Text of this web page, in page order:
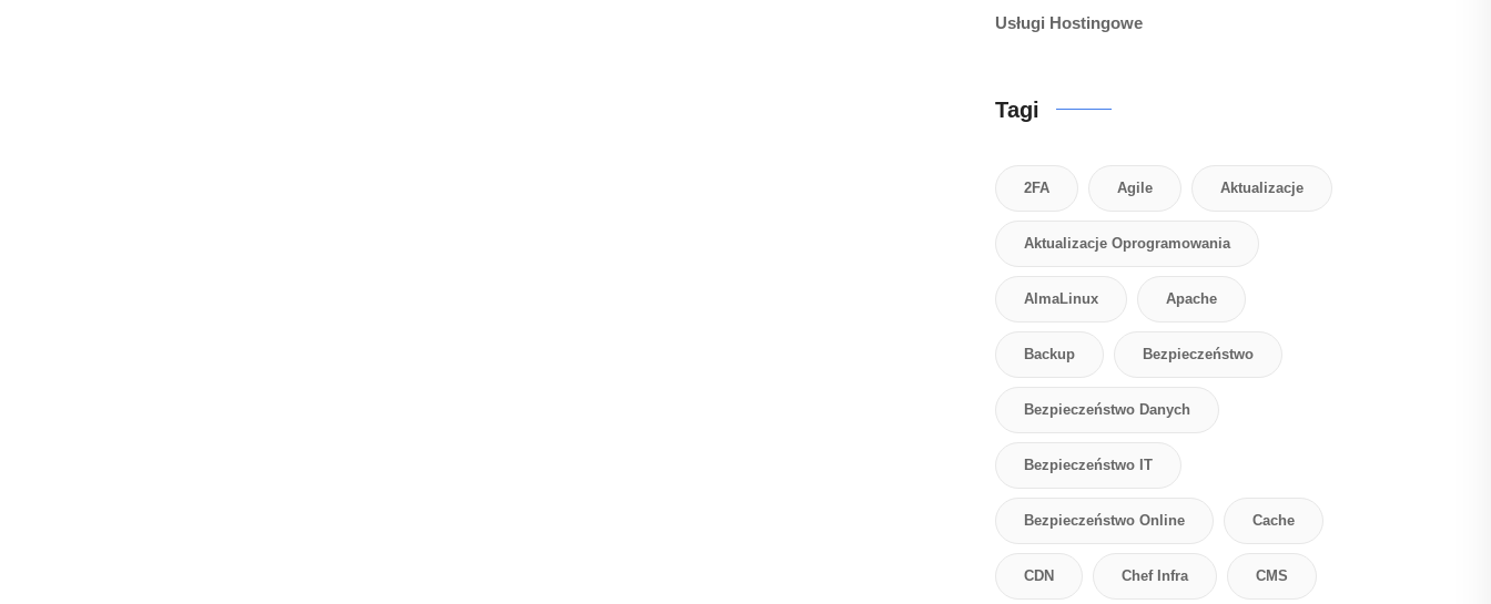
Usługi Hostingowe
Tagi
2FA Agile Aktualizacje
Aktualizacje Oprogramowania
AlmaLinux Apache
Backup Bezpieczeństwo
Bezpieczeństwo Danych
Bezpieczeństwo IT
Bezpieczeństwo Online Cache
CDN Chef Infra CMS